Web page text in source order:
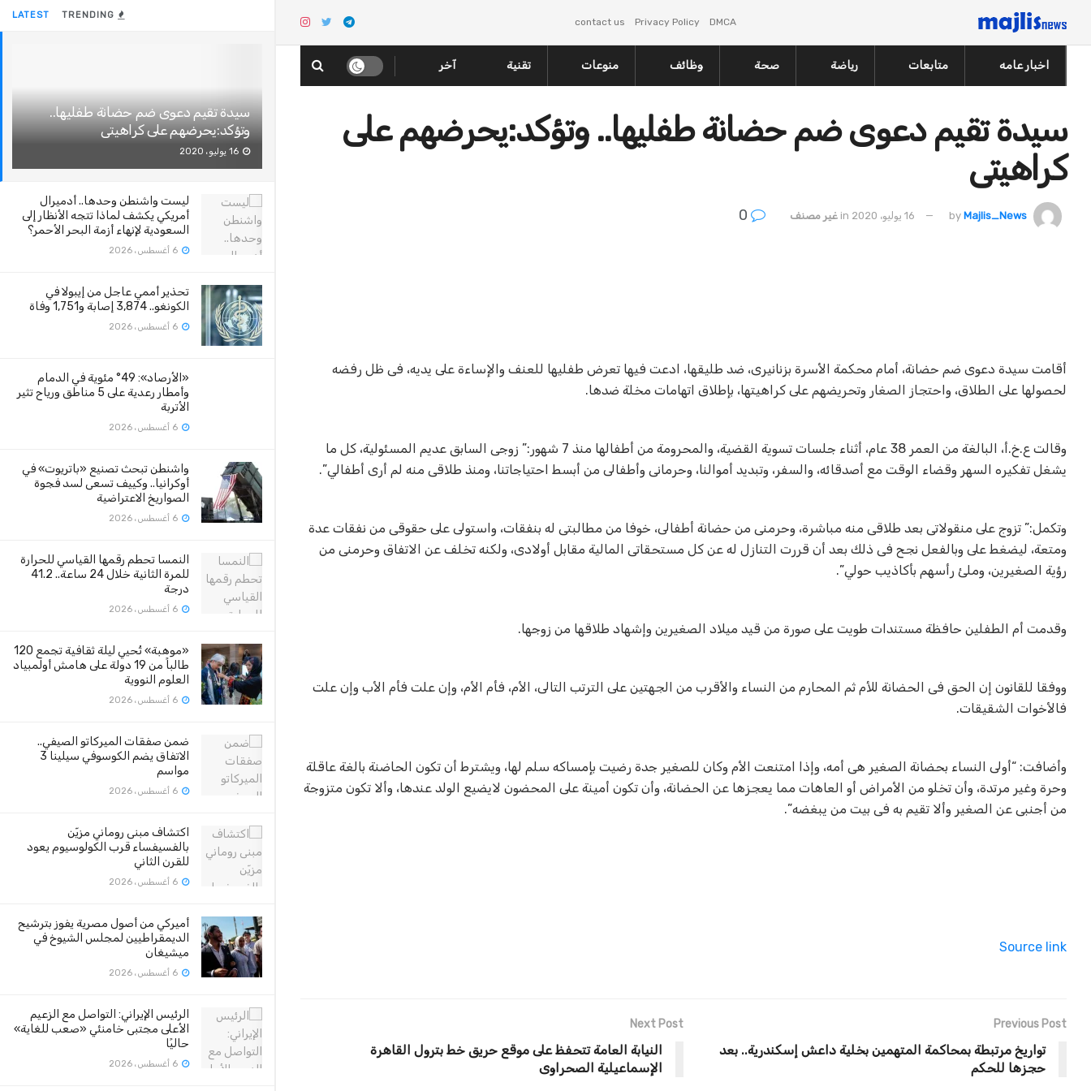
LATEST
سيدة تقيم دعوى ضم حضانة طفليها..
وتؤكد:يحرضهم على كراهيتى
ليست واشنطن وحدها.. أدميرال
أمريكي يكشف لماذا تتجه الأنظار إلى
السعودية لإنهاء أزمة البحر الأحمر؟
تحذير أممي عاجل من إيبولا في
الكونغو.. 3,874 إصابة و1,751 وفاة
«الأرصاد»: 49° مئوية في الدمام
وأمطار رعدية على 5 مناطق ورياح تثير
الأتربة
واشنطن تبحث تصنيع «باتريوت» في
أوكرانيا.. وكييف تسعى لسد فجوة
الصواريخ الاعتراضية
النمسا تحطم رقمها القياسي للحرارة
للمرة الثانية خلال 24 ساعة.. 41.2
درجة
«موهبة» تُحيي ليلة ثقافية تجمع 120
طالباً من 19 دولة على هامش أولمبياد
العلوم النووية
ضمن صفقات الميركاتو الصيفي..
الاتفاق يضم الكوسوفي سيلينا 3
مواسم
اكتشاف مبنى روماني مزيّن
بالفسيفساء قرب الكولوسيوم يعود
للقرن الثاني
أميركي من أصول مصرية يفوز بترشيح
الديمقراطيين لمجلس الشيوخ في
ميشيغان
الرئيس الإيراني: التواصل مع الزعيم
الأعلى مجتبى خامنئي «صعب للغاية»
حاليًا
DMCA
Privacy Policy
contact us
اخبار عامه متابعات رياضة صحة وظائف منوعات تقنية آخر
سيدة تقيم دعوى ضم حضانة طفليها.. وتؤكد:يحرضهم على
كراهيتى
by Majlis_News 16 يوليو، 2020 in غير مصنف
أقامت سيدة دعوى ضم حضانة، أمام محكمة الأسرة بزنانيرى، ضد طليقها، ادعت فيها تعرض طفليها للعنف والإساءة على يديه، فى ظل رفضه
لحصولها على الطلاق، واحتجاز الصغار وتحريضهم على كراهيتها، بإطلاق اتهامات مخلة ضدها.
وقالت ع.خ.أ، البالغة من العمر 38 عام، أثناء جلسات تسوية القضية، والمحرومة من أطفالها منذ 7 شهور:” زوجى السابق عديم المسئولية، كل ما
يشغل تفكيره السهر وقضاء الوقت مع أصدقائه، والسفر، وتبديد أموالنا، وحرمانى وأطفالى من أبسط احتياجاتنا، ومنذ طلاقى منه لم أرى أطفالي”.
وتكمل:” تزوج على منقولاتى بعد طلاقى منه مباشرة، وحرمنى من حضانة أطفالى، خوفا من مطالبتى له بنفقات، واستولى على حقوقى من نفقات عدة
ومتعة، ليضغط على وبالفعل نجح فى ذلك بعد أن قررت التنازل له عن كل مستحقاتى المالية مقابل أولادى، ولكنه تخلف عن الاتفاق وحرمنى من
رؤية الصغيرين، وملئ رأسهم بأكاذيب حولي”.
وقدمت أم الطفلين حافظة مستندات طويت على صورة من قيد ميلاد الصغيرين وإشهاد طلاقها من زوجها.
ووفقا للقانون إن الحق فى الحضانة للأم ثم المحارم من النساء والأقرب من الجهتين على الترتب التالى، الأم، فأم الأم، وإن علت فأم الأب وإن علت
فالأخوات الشقيقات.
وأضافت: “أولى النساء بحضانة الصغير هى أمه، وإذا امتنعت الأم وكان للصغير جدة رضيت بإمساكه سلم لها، ويشترط أن تكون الحاضنة بالغة عاقلة
وحرة وغير مرتدة، وأن تخلو من الأمراض أو العاهات مما يعجزها عن الحضانة، وأن تكون أمينة على المحضون لايضيع الولد عندها، وألا تكون متزوجة
من أجنبى عن الصغير وألا تقيم به فى بيت من يبغضه”.
Source link
Previous Post
تواريخ مرتبطة بمحاكمة المتهمين بخلية داعش إسكندرية.. بعد
حجزها للحكم
Next Post
النيابة العامة تتحفظ على موقع حريق خط بترول القاهرة
الإسماعيلية الصحراوى